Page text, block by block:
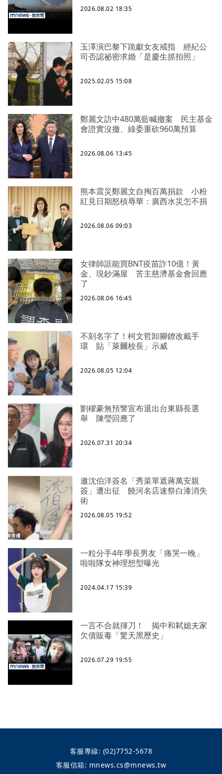
2026.08.02 18:35
玉澤演巴黎下跪獻女友戒指 經紀公
司否認祕密求婚「是慶生抓拍照」
2025.02.05 15:08
鄭麗文訪中480萬藍喊撤案 民主基金
會證實沒撤、綠委重砍960萬預算
2026.08.06 13:45
熊本震災鄭麗文自掏百萬捐款 小粉
紅見日期怒槓辱華：廣西水災怎不捐
2026.08.06 09:03
女律師誆能買BNT疫苗詐10億！黃
金、現鈔滿屋 苦主慈濟基金會回應
了
2026.08.06 16:45
不刻名字了！柯文哲卸腳鐐改戴手
環 貼「萊爾校長」示威
2026.08.05 12:04
劉櫂豪無預警宣布退出台東縣長選
舉 陳瑩回應了
2026.07.31 20:34
邀沈伯洋簽名「秀菜單遮蔣萬安親
簽」遭出征 饒河名店速祭白漆消失
術
2026.08.05 19:52
一粒分手4年學長男友「痛哭一晚」
啦啦隊女神理想型曝光
2024.04.17 15:39
一言不合就揮刀！ 揭中和弒媳夫家
欠債販毒「驚天黑歷史」
2026.07.29 19:55
客服專線: (02)7752-5678
客服信箱: mnews.cs@mnews.tw